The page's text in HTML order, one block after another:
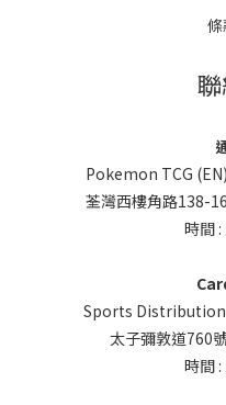
條
Pokemon TCG
荃灣西樓角路138-
時間
Sports
太子彌敦道760
時間